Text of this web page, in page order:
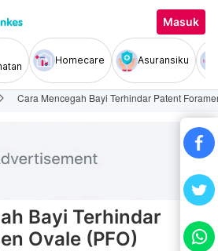
Masuk
Homecare Asuransiku
Cara Mencegah Bayi Terhindar Patent
Bayi Terhindar
Ovale (PFO)